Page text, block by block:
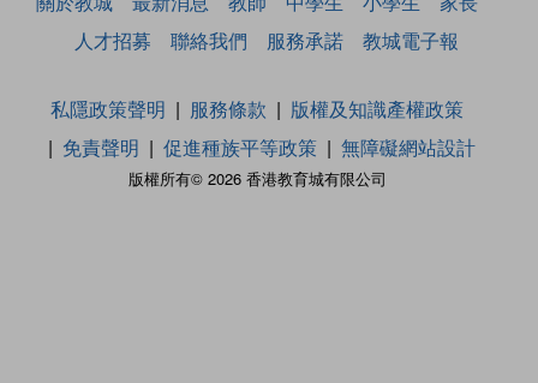
人才招募
聯絡我們 服務承諾 教城電子報
版權所有© 2026 香港教育城有限公司
私隱政策聲明 服務條款
版權及知識產權政策
免責聲明
促進種族平等政策 無障礙網站設計